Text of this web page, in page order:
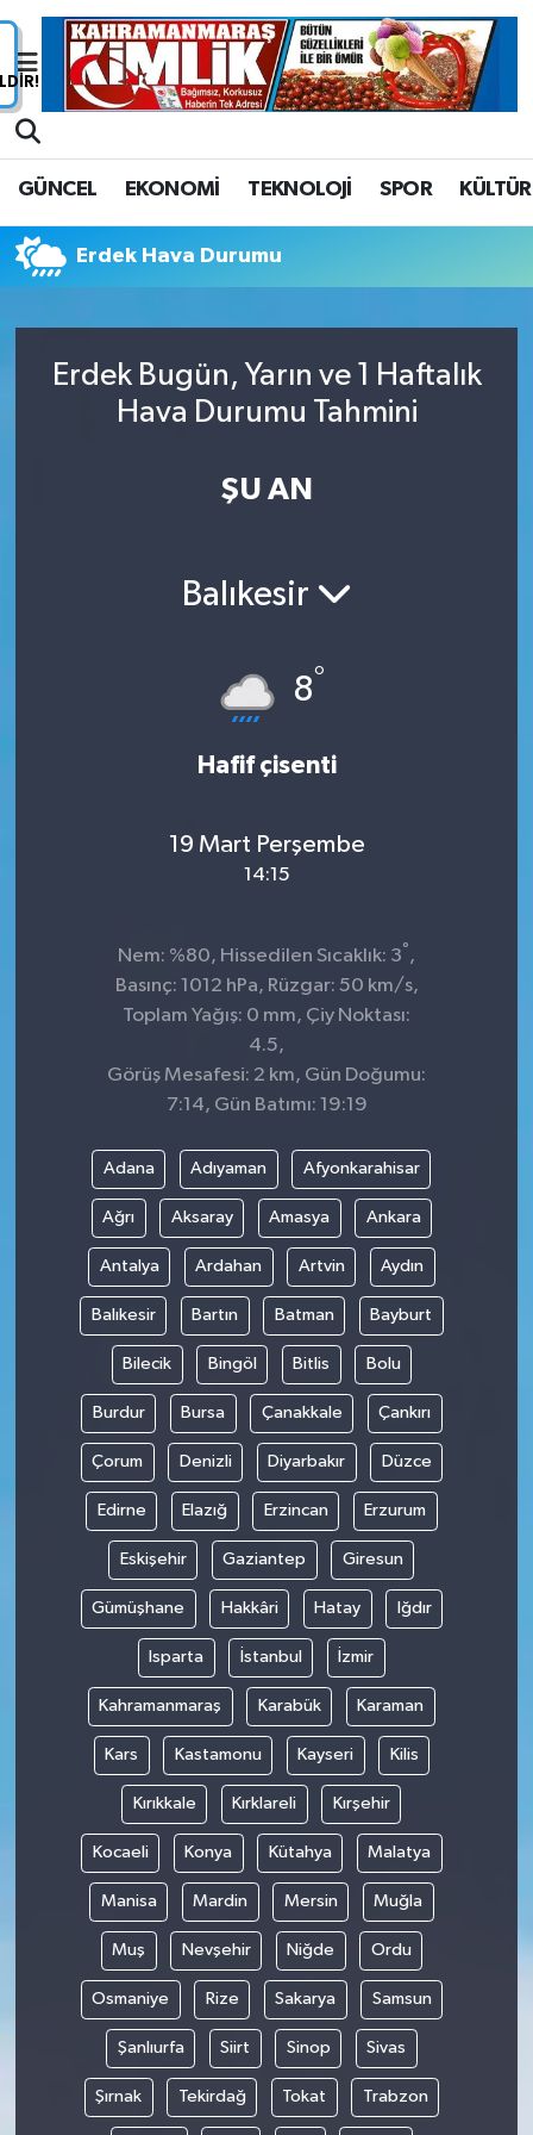
GÜNCEL EKONOMİ TEKNOLOJİ SPOR KÜLTÜR
Erdek Hava Durumu
Erdek Bugün, Yarın ve 1 Haftalık
Hava Durumu Tahmini
ŞU AN
Balıkesir
8°
Hafif çisenti
19 Mart Perşembe
14:15
Nem: %80, Hissedilen Sıcaklık: 3° ,
Basınç: 1012 hPa, Rüzgar: 50 km/s,
Toplam Yağış: 0 mm, Çiy Noktası:
4.5,
Görüş Mesafesi: 2 km, Gün Doğumu:
7:14, Gün Batımı: 19:19
Adana Adıyaman Afyonkarahisar
Ağrı Aksaray Amasya Ankara
Antalya Ardahan Artvin Aydın
Balıkesir Bartın Batman Bayburt
Bilecik Bingöl Bitlis Bolu
Burdur Bursa Çanakkale Çankırı
Çorum Denizli Diyarbakır Düzce
Edirne Elazığ Erzincan Erzurum
Eskişehir Gaziantep Giresun
Gümüşhane Hakkâri Hatay Iğdır
Isparta İstanbul İzmir
Kahramanmaraş Karabük Karaman
Kars Kastamonu Kayseri Kilis
Kırıkkale Kırklareli Kırşehir
Kocaeli Konya Kütahya Malatya
Manisa Mardin Mersin Muğla
Muş Nevşehir Niğde Ordu
Osmaniye Rize Sakarya Samsun
Şanlıurfa Siirt Sinop Sivas
Şırnak Tekirdağ Tokat Trabzon
Nöbetçi Eczaneler
Trafik Durumu
Süper Lig Puan Durumu ve Fikstür
Tüm Manşetler